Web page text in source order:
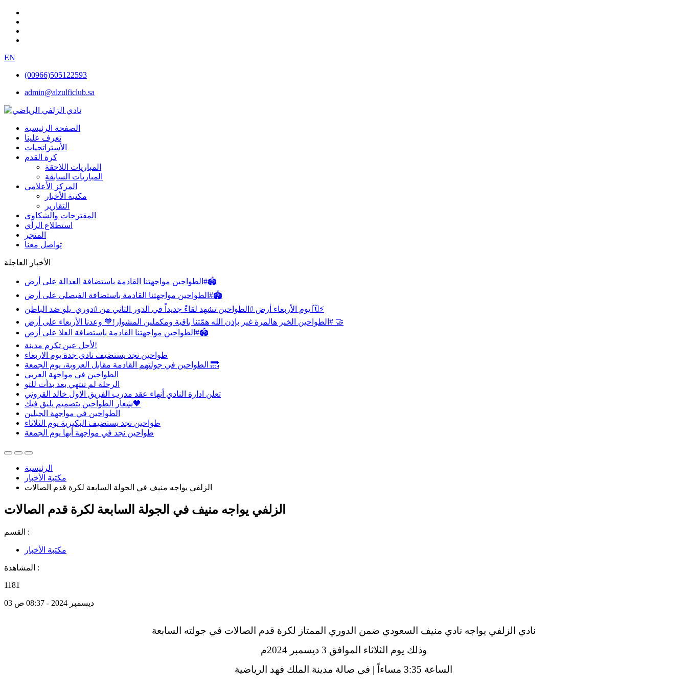
EN
(00966)505122593
admin@alzulficlub.sa
الصفحة الرئيسية
تعرف علينا
الأستراتجيات
كرة القدم
المباريات اللاحقة
المباريات السابقة
المركز الأعلامي
مكتبة الأخبار
التقارير
المقترحات والشكاوى
استطلاع الرأي
المتجر
تواصل معنا
الأخبار العاجلة
مواجهتنا القادمة باستضافة العدالة على أرض ⁧‫#الطواحين‬⁩🏟️
مواجهتنا القادمة باستضافة الفيصلي على أرض ⁧‫#الطواحين‬⁩🏟️
‏يوم الأربعاء أرض ⁧‫#الطواحين‬⁩ تشهد لقاءً جديداً في الدور الثاني من ⁧‫#دوري_يلو‬⁩ ضد الباطن 🗓️⚡️
‏الخير هالمرة غير بإذن الله ‏همّتنا باقية ومكملين المشوار!🧡 ‏وعدنا الأربعاء على أرض ⁧‫#الطواحين‬⁩ 🤝
مواجهتنا القادمة باستضافة العلا على أرض ⁧‫#الطواحين‬⁩🏟️
‏لأجل عين تكرم مدينة!
طواحين نجد يستضيف نادي جدة يوم الاربعاء
الطواحين‬⁩ في جولتهم القادمة مقابل العروبة، يوم الجمعة 🔜
الطواحين في مواجهة العربي
الرحلة لم تنتهي بعد بدأت للتو
تعلن ادارة النادي أنهاء عقد مدرب الفريق الاول خالد القروني
شِعار الطواحين بتصميم يليق فيك🧡
الطواحين في مواجهة الجبلين
طواحين نجد يستضيف البكيرية يوم الثلاثاء
طواحين نجد في مواجهة أبها يوم الجمعة
الرئيسية
مكتبة الأخبار
الزلفي يواجه منيف في الجولة السابعة لكرة قدم الصالات
الزلفي يواجه منيف في الجولة السابعة لكرة قدم الصالات
القسم :
مكتبة الأخبار
المشاهدة :
1181
03 ديسمبر 2024 - 08:37 ص
نادي الزلفي يواجه نادي منيف السعودي ضمن الدوري الممتاز لكرة قدم الصالات في جولته السابعة
وذلك يوم الثلاثاء الموافق 3 ديسمبر 2024م
الساعة 3:35 مساءاً | في صالة مدينة الملك فهد الرياضية